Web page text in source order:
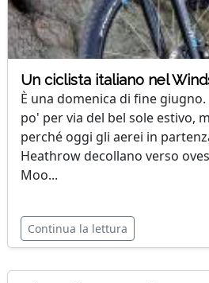
Un ciclista italiano nel
È una domenica di fine
po' per via del bel sole estivo,
perché oggi gli aerei in
Heathrow decollano verso
Moo...
Continua la lettura